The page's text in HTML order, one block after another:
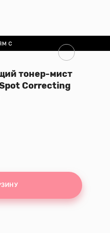
с
тонер-мист
Correcting